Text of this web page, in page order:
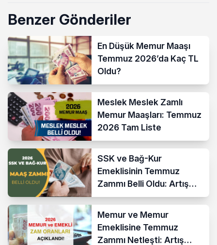
Benzer Gönderiler
En Düşük Memur Maaşı
Temmuz 2026’da Kaç TL
Oldu?
Meslek Meslek Zamlı
Memur Maaşları: Temmuz
2026 Tam Liste
SSK ve Bağ-Kur
Emeklisinin Temmuz
Zammı Belli Oldu: Artış
Yüzde 17,76
Memur ve Memur
Emeklisine Temmuz
Zammı Netleşti: Artış